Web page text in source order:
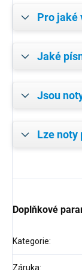
Pro jaké
Jaké
Jsou
Lze noty
Doplňkové
Kategorie:
Záruka: